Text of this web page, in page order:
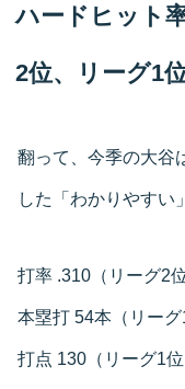
ハードヒット
2位、リーグ1
翻って、今季の大谷
した「わかりやすい
打率 .310（リーグ2位
本塁打 54本（リーグ
打点 130（リーグ1位